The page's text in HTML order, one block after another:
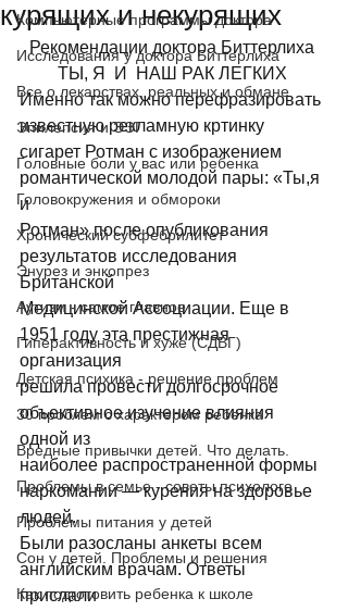
Компьютерные программы доктора
Исследования у доктора Биттерлиха
Все о лекарствах, реальных и обмане
Эпилепсия и ЭЭГ
Головные боли у вас или ребенка
Головокружения и обмороки
Хронический субфебрилитет
Энурез и энкопрез
Аутизм - самое главное
Гиперактивность и хуже (СДВГ)
Детская психика - решение проблем
30 проблем с характером ребенка
Вредные привычки детей. Что делать.
Проблемы в семье - советы психолого
Проблемы питания у детей
Сон у детей. Проблемы и решения
Как подготовить ребенка к школе
курящих и некурящих
Рекомендации доктора Биттерлиха
ТЫ, Я  И  НАШ РАК ЛЕГКИХ
Именно так можно перефразировать
известную рекламную кртинку
сигарет Ротман с изображением
романтической молодой пары: «Ты,я
и
Ротман» после опубликования
результатов исследования
Британской
Медицинской Ассоциации. Еще в
1951 году эта престижная
организация
решила провести долгосрочное
объективное изучение влияния
одной из
наиболее распространенной формы
наркомании — курения на здоровье
людей.
Были разосланы анкеты всем
английским врачам. Ответы
прислали